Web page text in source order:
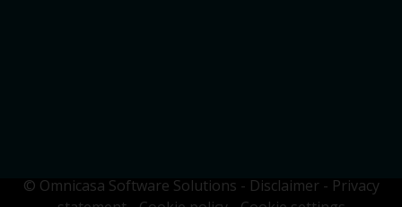
© Omnicasa Software Solutions - Disclaimer - Privacy